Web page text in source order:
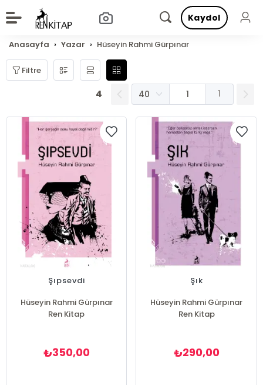
Kaydol
Anasayfa Yazar Hüseyin Rahmi Gürpınar
Filtre
4 1
Şıpsevdi
Hüseyin Rahmi Gürpınar
Ren Kitap
₺350,00
Şık
Hüseyin Rahmi Gürpınar
Ren Kitap
₺290,00